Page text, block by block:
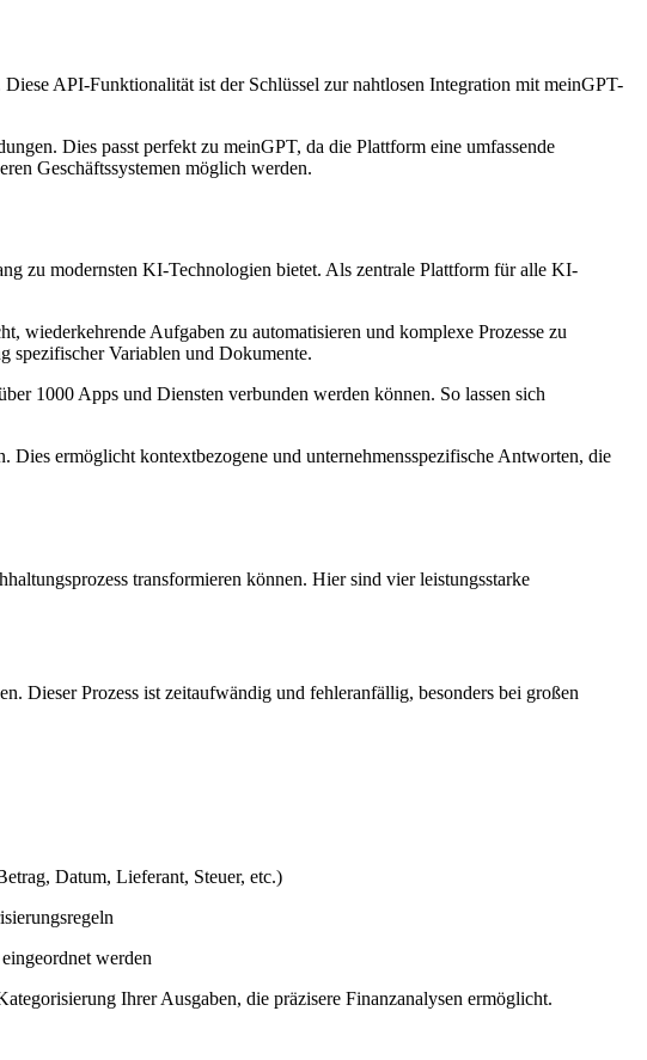
API-Funktionalität ist der Schlüssel zur nahtlosen Integration mit meinGPT-
Dies passt perfekt zu meinGPT, da die Plattform eine umfassende
Geschäftssystemen möglich werden.
zu modernsten KI-Technologien bietet. Als zentrale Plattform für alle KI-
wiederkehrende Aufgaben zu automatisieren und komplexe Prozesse zu
spezifischer Variablen und Dokumente.
1000 Apps und Diensten verbunden werden können. So lassen sich
ermöglicht kontextbezogene und unternehmensspezifische Antworten, die
transformieren können. Hier sind vier leistungsstarke
Dieser Prozess ist zeitaufwändig und fehleranfällig, besonders bei großen
Datum, Lieferant, Steuer, etc.)
werden
Ihrer Ausgaben, die präzisere Finanzanalysen ermöglicht.